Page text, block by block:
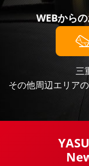
WEBからの
三
その他周辺エリア